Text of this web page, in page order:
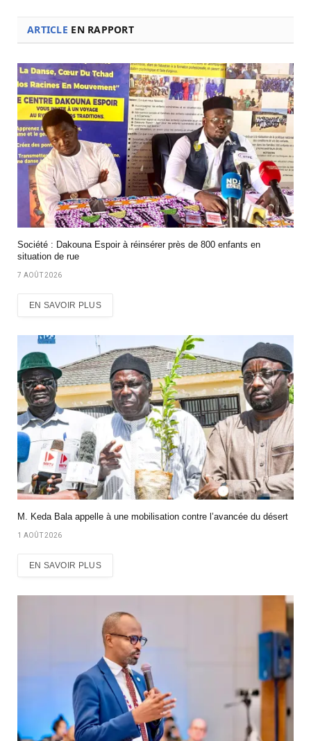
ARTICLE EN RAPPORT
Société : Dakouna Espoir à réinsérer près de 800 enfants en
situation de rue
7 AOÛT 2026
EN SAVOIR PLUS
M. Keda Bala appelle à une mobilisation contre l’avancée du désert
1 AOÛT 2026
EN SAVOIR PLUS